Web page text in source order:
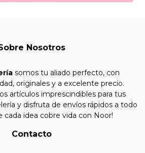
Nosotros
somos tu aliado perfecto, con
originales y a excelente precio.
artículos imprescindibles para tus
y disfruta de envíos rápidos a todo
cada idea cobre vida con Noor!
Contacto